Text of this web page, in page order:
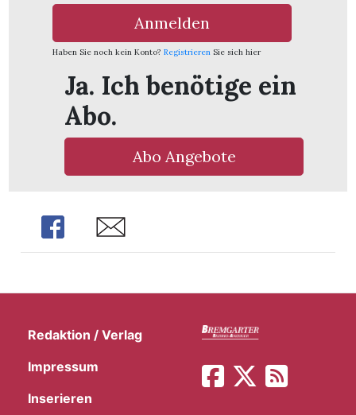
Anmelden
Haben Sie noch kein Konto? Registrieren Sie sich hier
Ja. Ich benötige ein
Abo.
Abo Angebote
Share Share
Redaktion / Verlag
Impressum
Inserieren